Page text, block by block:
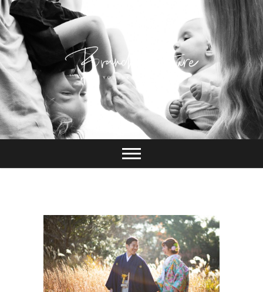
Skip
to
content
ブランチピクチャ
ー 嶋田陽介
長崎 カメラマン